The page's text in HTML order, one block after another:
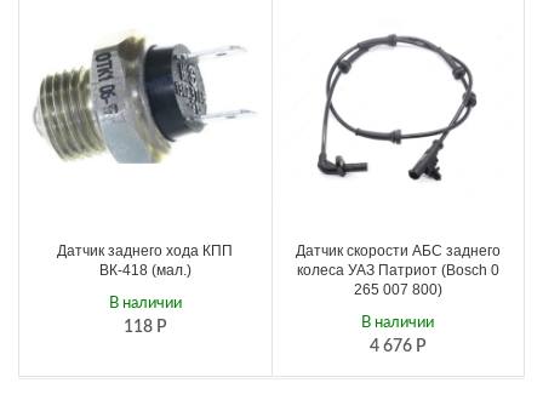
Датчик заднего хода КПП
ВК-418 (мал.)
118 Р
В наличии
Датчик скорости АБС заднего
колеса УАЗ Патриот (Bosch 0
265 007 800)
4 676 Р
В наличии